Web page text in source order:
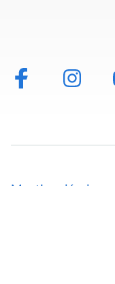
Mentions légales